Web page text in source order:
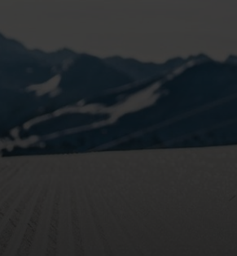
Wellness & Entspannung